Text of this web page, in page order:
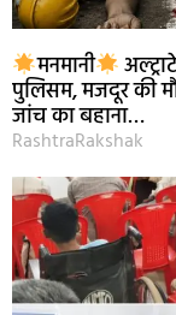
मनमानी
पुलिसम, मजदूर की
जांच का बहाना…
RashtraRakshak